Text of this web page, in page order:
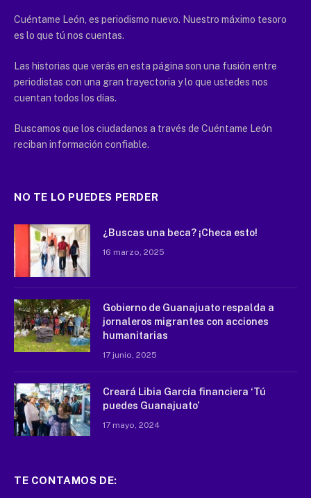
Cuéntame León, es periodismo nuevo. Nuestro máximo tesoro
es lo que tú nos cuentas.
Las historias que verás en esta página son una fusión entre
periodistas con una gran trayectoria y lo que ustedes nos
cuentan todos los días.
Buscamos que los ciudadanos a través de Cuéntame León
reciban información confiable.
NO TE LO PUEDES PERDER
¿Buscas una beca? ¡Checa esto!
16 marzo, 2025
Gobierno de Guanajuato respalda a
jornaleros migrantes con acciones
humanitarias
17 junio, 2025
Creará Libia García financiera ‘Tú
puedes Guanajuato’
17 mayo, 2024
TE CONTAMOS DE: